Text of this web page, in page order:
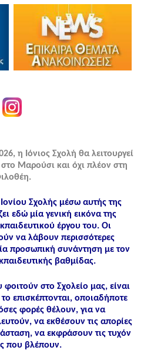
η Ιόνιος Σχολή θα λειτουργεί
Μαρούσι και όχι πλέον στη
Σχολής μέσω αυτής της
εδώ μία γενική εικόνα της
έργου του. Οι
να λάβουν περισσότερες
προσωπική συνάντηση με τον
βαθμίδας.
στο Σχολείο μας, είναι
επισκέπτονται, οποιαδήποτε
φορές θέλουν, για να
να εκθέσουν τις απορίες
να εκφράσουν τις τυχόν
που βλέπουν.